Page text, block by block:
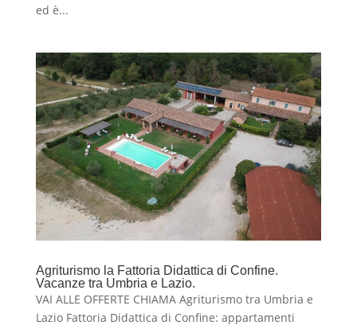
ed è...
Agriturismo la Fattoria Didattica di Confine.
Vacanze tra Umbria e Lazio.
VAI ALLE OFFERTE CHIAMA Agriturismo tra Umbria e
Lazio Fattoria Didattica di Confine: appartamenti